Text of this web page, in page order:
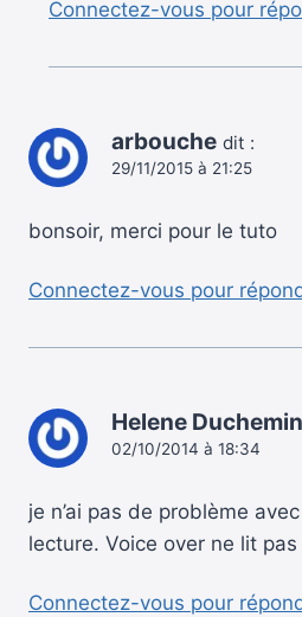
Connectez-vous pour
arbouche dit :
29/11/2015 à 21:25
bonsoir, merci pour le tuto
Connectez-vous pour
Helene Duchemin
02/10/2014 à 18:34
je n’ai pas de problème
lecture. Voice over ne lit
Connectez-vous pour